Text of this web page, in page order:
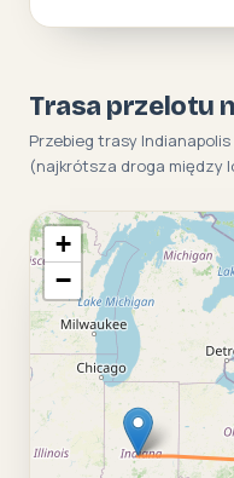
Trasa przelotu
Przebieg trasy
(najkrótsza droga między
+
−